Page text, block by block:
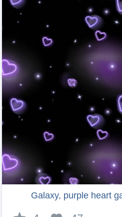
Galaxy, purple heart